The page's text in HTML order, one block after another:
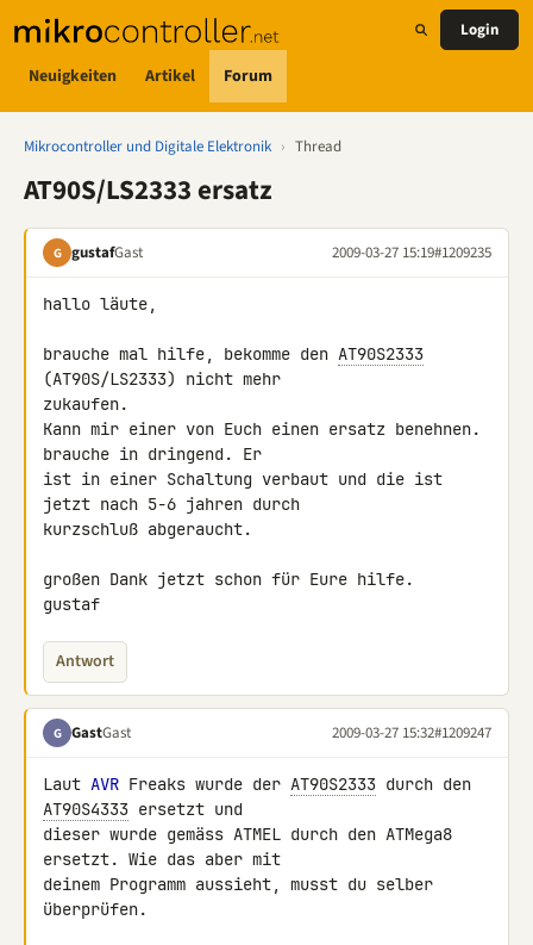
Neuigkeiten Artikel Forum
Login
Mikrocontroller und Digitale Elektronik › Thread
AT90S/LS2333 ersatz
G gustafGast 2009-03-27 15:19#1209235
hallo läute,
brauche mal hilfe, bekomme den AT90S2333
(AT90S/LS2333) nicht mehr
zukaufen.
Kann mir einer von Euch einen ersatz benehnen.
brauche in dringend. Er
ist in einer Schaltung verbaut und die ist
jetzt nach 5-6 jahren durch
kurzschluß abgeraucht.
großen Dank jetzt schon für Eure hilfe.
gustaf
Antwort
G GastGast 2009-03-27 15:32#1209247
Laut AVR Freaks wurde der AT90S2333
AT90S4333 ersetzt und
dieser wurde gemäss ATMEL durch den ATMega8
ersetzt. Wie das aber mit
deinem Programm aussieht, musst du selber
überprüfen.